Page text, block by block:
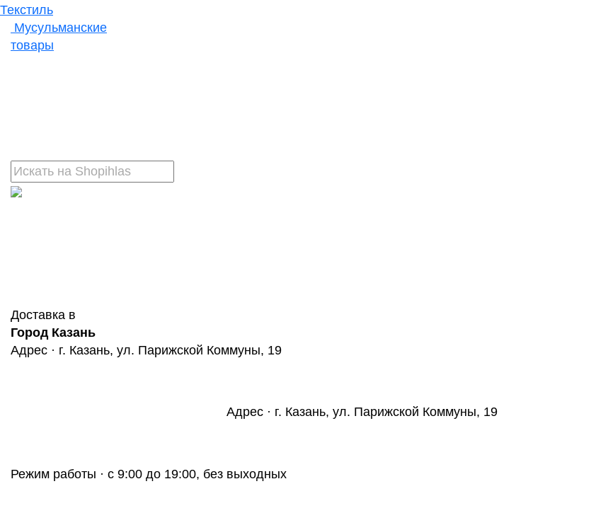
Текстиль
Мусульманские
товары
Доставка в
Город Казань
Адрес · г. Казань, ул. Парижской Коммуны, 19
Адрес · г. Казань, ул. Парижской Коммуны, 19
Режим работы · с 9:00 до 19:00, без выходных